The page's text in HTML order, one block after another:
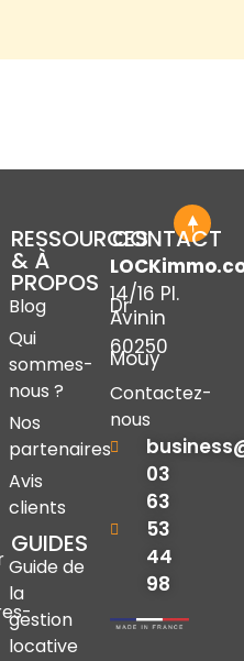
RESSOURCES
& À
PROPOS
Blog
Qui
sommes-
nous ?
Nos
partenaires
Avis
clients
GUIDES
Guide de
la
gestion
locative
CONTACT
14/16 Pl.
Dr
Avinin
60250
Mouy
Contactez-
nous
03
63
53
44
98